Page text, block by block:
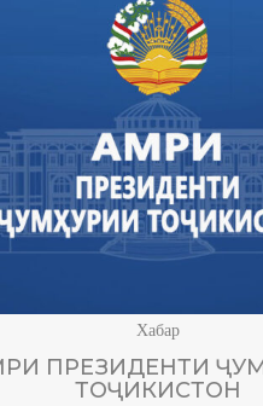
Хабар
ПРЕЗИДЕНТИ
ТОҶИКИСТОН